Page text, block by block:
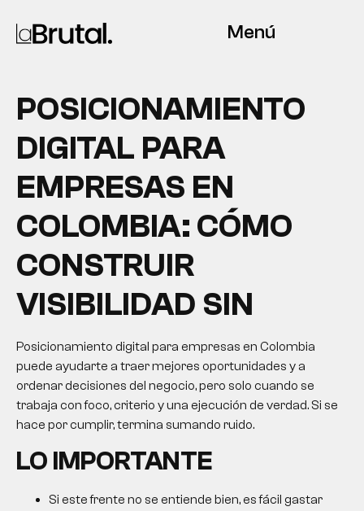
Menú
POSICIONAMIENTO
DIGITAL PARA
EMPRESAS EN
COLOMBIA: CÓMO
CONSTRUIR
VISIBILIDAD SIN
Posicionamiento digital para empresas en Colombia
puede ayudarte a traer mejores oportunidades y a
ordenar decisiones del negocio, pero solo cuando se
trabaja con foco, criterio y una ejecución de verdad. Si se
hace por cumplir, termina sumando ruido.
LO IMPORTANTE
Si este frente no se entiende bien, es fácil gastar